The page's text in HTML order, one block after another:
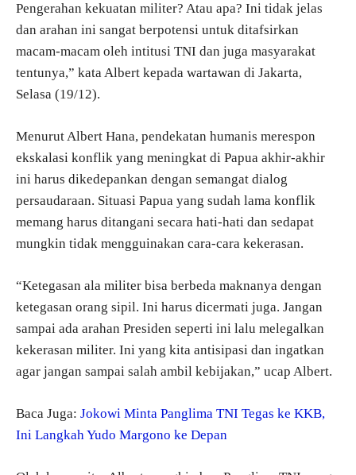
Pengerahan kekuatan militer? Atau apa? Ini tidak jelas
dan arahan ini sangat berpotensi untuk ditafsirkan
macam-macam oleh intitusi TNI dan juga masyarakat
tentunya,” kata Albert kepada wartawan di Jakarta,
Selasa (19/12).
Menurut Albert Hana, pendekatan humanis merespon
ekskalasi konflik yang meningkat di Papua akhir-akhir
ini harus dikedepankan dengan semangat dialog
persaudaraan. Situasi Papua yang sudah lama konflik
memang harus ditangani secara hati-hati dan sedapat
mungkin tidak mengguinakan cara-cara kekerasan.
“Ketegasan ala militer bisa berbeda maknanya dengan
ketegasan orang sipil. Ini harus dicermati juga. Jangan
sampai ada arahan Presiden seperti ini lalu melegalkan
kekerasan militer. Ini yang kita antisipasi dan ingatkan
agar jangan sampai salah ambil kebijakan,” ucap Albert.
Baca Juga: Jokowi Minta Panglima TNI Tegas ke KKB,
Ini Langkah Yudo Margono ke Depan